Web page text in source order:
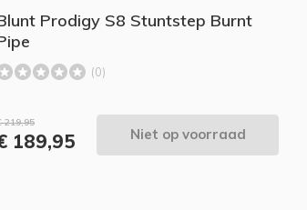
Prodigy S8 Stuntstep Burnt
(0)
219,95
189,95 Niet op voorraad